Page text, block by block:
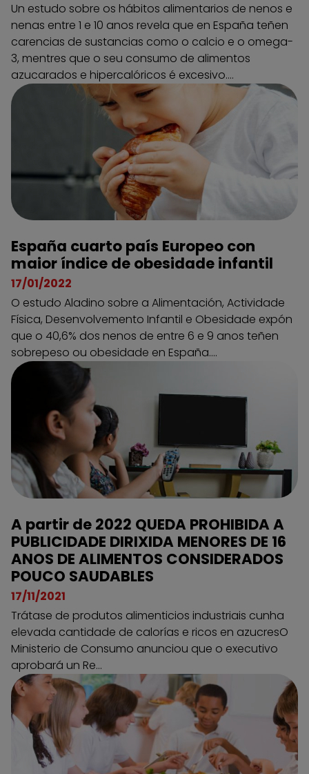
Un estudo sobre os hábitos alimentarios de nenos e
nenas entre 1 e 10 anos revela que en España teñen
carencias de sustancias como o calcio e o omega-
3, mentres que o seu consumo de alimentos
azucarados e hipercalóricos é excesivo....
España cuarto país Europeo con
maior índice de obesidade infantil
17/01/2022
O estudo Aladino sobre a Alimentación, Actividade
Física, Desenvolvemento Infantil e Obesidade expón
que o 40,6% dos nenos de entre 6 e 9 anos teñen
sobrepeso ou obesidade en España....
A partir de 2022 QUEDA PROHIBIDA A
PUBLICIDADE DIRIXIDA MENORES DE 16
ANOS DE ALIMENTOS CONSIDERADOS
POUCO SAUDABLES
17/11/2021
Trátase de produtos alimenticios industriais cunha
elevada cantidade de calorías e ricos en azucresO
Ministerio de Consumo anunciou que o executivo
aprobará un Re...